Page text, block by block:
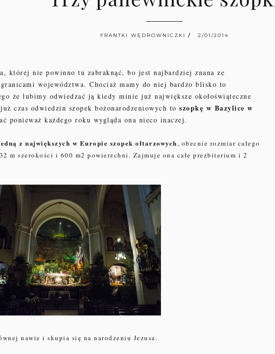
FRANTKI WĘDROWNICZKI 2/01/2014
której nie powinno tu zabraknąć, bo jest najbardziej znana ze
województwa. Chociaż mamy do niej bardzo blisko to
że lubimy odwiedzać ją kiedy minie już największe okołoświąteczne
czas odwiedzin szopek bożonarodzeniowych to szopkę w Bazylice w
ponieważ każdego roku wygląda ona nieco inaczej.
z największych w Europie szopek ołtarzowych, obecnie rozmiar całego
m szerokości i 600 m2 powierzchni. Zajmuje ona całe prezbiterium i 2
nawie i skupia się na narodzeniu Jezusa.